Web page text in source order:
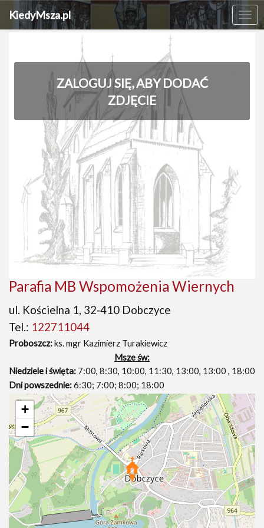
KiedyMsza.pl
ZALOGUJ SIĘ, ABY DODAĆ
ZDJĘCIE
‹ ›
Parafia MB Wspomożenia Wiernych
ul. Kościelna 1, 32‑410 Dobczyce
Tel.: 122711044
Proboszcz:ks. mgr Kazimierz Turakiewicz
Msze św:
Niedziele i święta: 7:00, 8:30, 10:00, 11:30, 13:00, 13:00 , 18:00
Dni powszednie:6:30; 7:00; 8:00; 18:00
+
−